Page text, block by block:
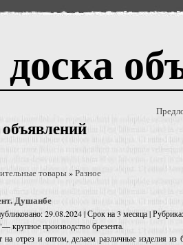
товары»Разное
Душанбе
29.08.2024 | Срок на 3 месяца |
производство брезента.
на отрез и оптом, делаем различные изделия из